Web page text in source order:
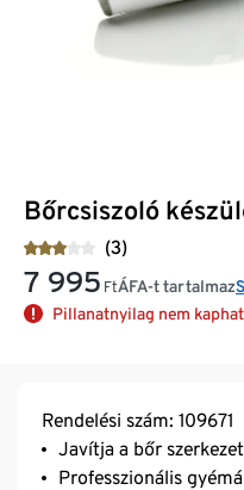
Bőrcsiszoló
(3)
7 995 FtÁFA-t tartalmaz
Pillanatnyilag nem
Rendelési szám: 109671
Javítja a bőr
Professzionális